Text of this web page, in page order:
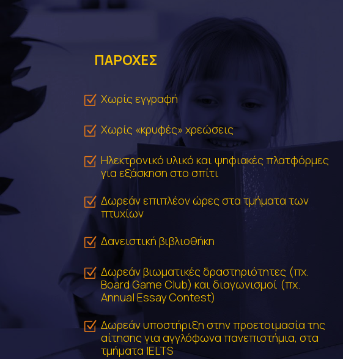
ΠΑΡΟΧΕΣ
Z Χωρίς εγγραφή
Z Χωρίς «κρυφές» χρεώσεις
Z Ηλεκτρονικό υλικό και ψηφιακές πλατφόρμες
για εξάσκηση στο σπίτι
Z Δωρεάν επιπλέον ώρες στα τμήματα των
πτυχίων
Z Δανειστική βιβλιοθήκη
Z Δωρεάν βιωματικές δραστηριότητες (πχ.
Board Game Club) και διαγωνισμοί (πχ.
Annual Essay Contest)
Z Δωρεάν υποστήριξη στην προετοιμασία της
αίτησης για αγγλόφωνα πανεπιστήμια, στα
τμήματα IELTS